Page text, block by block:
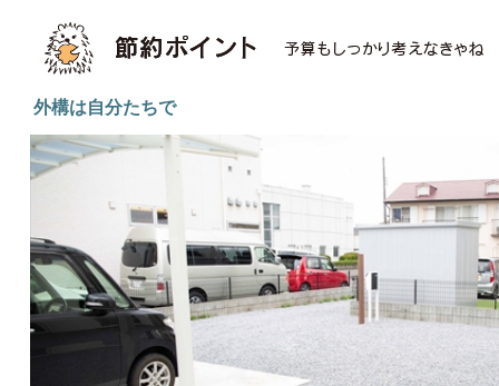
外構は自分たちで